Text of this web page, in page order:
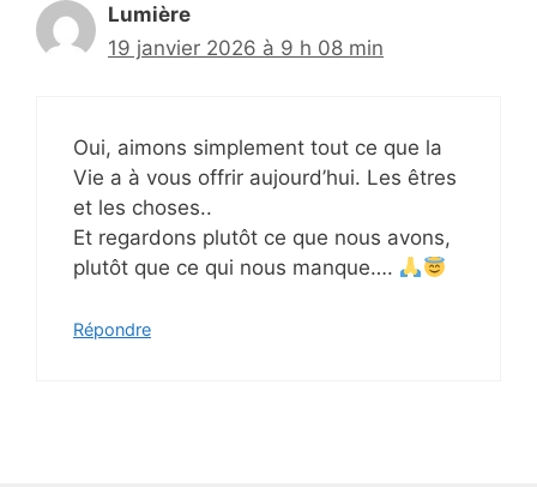
Lumière
19 janvier 2026 à 9 h 08 min
Oui, aimons simplement tout ce que la
Vie a à vous offrir aujourd’hui. Les êtres
et les choses..
Et regardons plutôt ce que nous avons,
plutôt que ce qui nous manque….
Répondre